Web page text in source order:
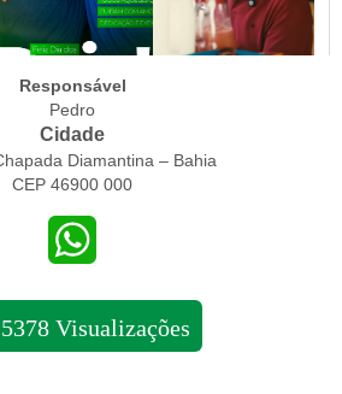
Responsável
Pedro
Cidade
Diamantina – Bahia
CEP 46900 000
Visualizações